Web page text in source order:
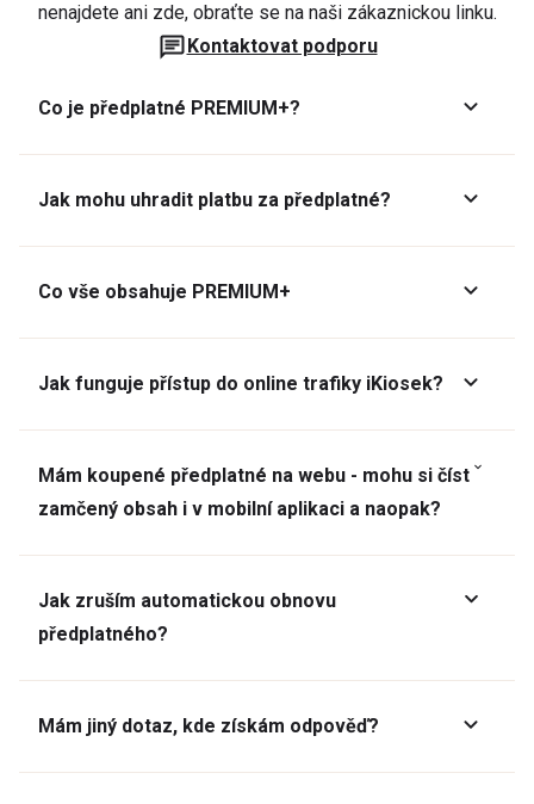
nenajdete ani zde, obraťte se na naši zákaznickou linku.
Kontaktovat podporu
Co je předplatné PREMIUM+?
Jak mohu uhradit platbu za předplatné?
Co vše obsahuje PREMIUM+
Jak funguje přístup do online trafiky iKiosek?
Mám koupené předplatné na webu - mohu si číst
zamčený obsah i v mobilní aplikaci a naopak?
Jak zruším automatickou obnovu
předplatného?
Mám jiný dotaz, kde získám odpověď?